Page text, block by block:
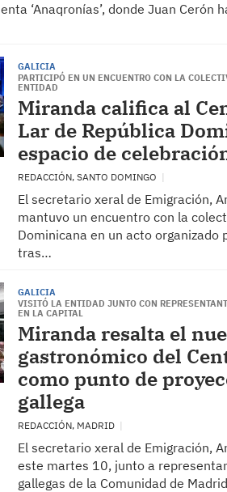
‘Anaqronías’, donde Juan Cerón
GALICIA
PARTICIPÓ EN UN ENCUENTRO CON LA
ENTIDAD
Miranda califica al
Lar de República
espacio de
REDACCIÓN, SANTO DOMINGO
El secretario xeral de Emigración,
mantuvo un encuentro con la
Dominicana en un acto organizado
tras…
GALICIA
VISITÓ LA ENTIDAD JUNTO CON
EN LA CAPITAL
Miranda resalta el
gastronómico del
como punto de
gallega
REDACCIÓN, MADRID
El secretario xeral de Emigración,
este martes 10, junto a
gallegas de la Comunidad de